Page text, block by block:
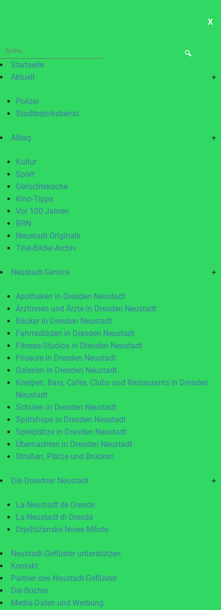
X
Suche
nach:Startseite
Aktuell
+
Polizei
Stadtbezirksbeirat
Alltag +
Kultur
Sport
Gerüchteküche
Kino-Tipps
Vor 100 Jahren
BRN
Neustadt Originale
Titel-Bilder-Archiv
Neustadt-Service +
Apotheken in Dresden Neustadt
Ärztinnen und Ärzte in Dresden Neustadt
Bäcker in Dresden Neustadt
Fahrradläden in Dresden Neustadt
Fitness-Studios in Dresden Neustadt
Friseure in Dresden Neustadt
Galerien in Dresden Neustadt
Kneipen, Bars, Cafés, Clubs und Restaurants in Dresden
Neustadt
Schulen in Dresden Neustadt
Spätshops in Dresden Neustadt
Spielplätze in Dresden Neustadt
Übernachten in Dresden Neustadt
Straßen, Plätze und Brücken
Die Dresdner Neustadt +
La Neustadt de Dresde
La Neustadt di Dresda
Drježdźanske Nowe Město
Neustadt-Geflüster unterstützen
Kontakt
Partner des Neustadt-Geflüster
Die Bücher
Media-Daten und Werbung